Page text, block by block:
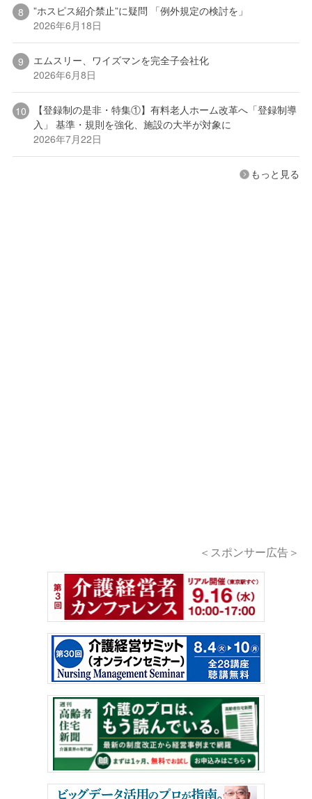
”ホスピス紹介禁止”に疑問 「例外規定の検討を」
2026年6月18日
エムスリー、ワイズマンを完全子会社化
2026年6月8日
【登録制の是非・特集①】有料老人ホーム改革へ「登録制導
入」 基準・規則を強化、施設の大半が対象に
2026年7月22日
もっと見る
＜スポンサー広告＞